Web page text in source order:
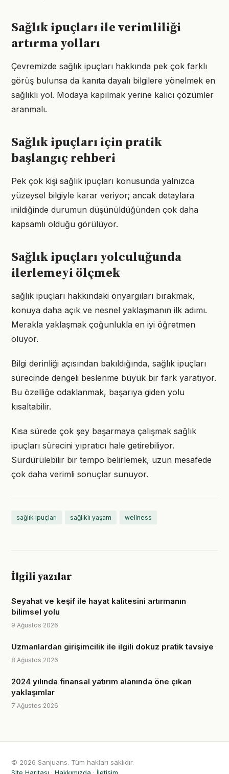
Sağlık ipuçları ile verimliliği
artırma yolları
Çevremizde sağlık ipuçları hakkında pek çok farklı
görüş bulunsa da kanıta dayalı bilgilere yönelmek en
sağlıklı yol. Modaya kapılmak yerine kalıcı çözümler
aranmalı.
Sağlık ipuçları için pratik
başlangıç rehberi
Pek çok kişi sağlık ipuçları konusunda yalnızca
yüzeysel bilgiyle karar veriyor; ancak detaylara
inildiğinde durumun düşünüldüğünden çok daha
kapsamlı olduğu görülüyor.
Sağlık ipuçları yolculuğunda
ilerlemeyi ölçmek
sağlık ipuçları hakkındaki önyargıları bırakmak,
konuya daha açık ve nesnel yaklaşmanın ilk adımı.
Merakla yaklaşmak çoğunlukla en iyi öğretmen
oluyor.
Bilgi derinliği açısından bakıldığında, sağlık ipuçları
sürecinde dengeli beslenme büyük bir fark yaratıyor.
Bu özelliğe odaklanmak, başarıya giden yolu
kısaltabilir.
Kısa sürede çok şey başarmaya çalışmak sağlık
ipuçları sürecini yıpratıcı hale getirebiliyor.
Sürdürülebilir bir tempo belirlemek, uzun mesafede
çok daha verimli sonuçlar sunuyor.
sağlık ipuçları sağlıklı yaşam wellness
İlgili yazılar
Seyahat ve keşif ile hayat kalitesini artırmanın
bilimsel yolu
9 Ağustos 2026
Uzmanlardan girişimcilik ile ilgili dokuz pratik tavsiye
8 Ağustos 2026
2024 yılında finansal yatırım alanında öne çıkan
yaklaşımlar
7 Ağustos 2026
© 2026 Sanjuans. Tüm hakları saklıdır.